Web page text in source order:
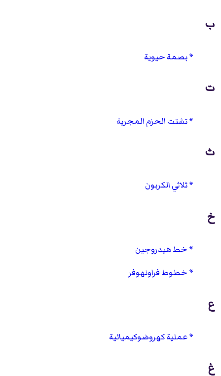
ب
بصمة حيوية
ت
تشتت الحزم المجرية
ث
ثلاثي الكربون
خ
خط هيدروجين
خطوط فراونهوفر
ع
عملية كهروضوكيميائية
غ